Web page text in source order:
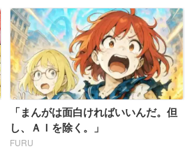
「まんがは面白ければいいんだ。但
し、ＡＩを除く。」
FURU